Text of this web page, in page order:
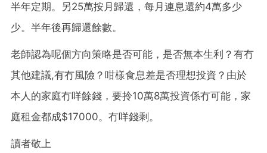
半年定期。另25萬按月歸還，每月連息還約4萬多少
少。半年後再歸還餘數。
老師認為呢個方向策略是否可能，是否無本生利？有冇
其他建議,有冇風險？咁樣食息差是否理想投資？由於
本人的家庭冇咩餘錢，要拎10萬8萬投資係冇可能，家
庭租金都成$17000。冇咩錢剩。
讀者敬上